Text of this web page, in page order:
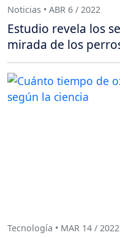
Noticias • ABR 6 / 2022
Estudio revela los
mirada de los
Tecnología • MAR 14 / 2022